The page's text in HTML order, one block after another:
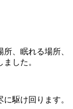
、眠れる場所、
した。
駆け回ります。